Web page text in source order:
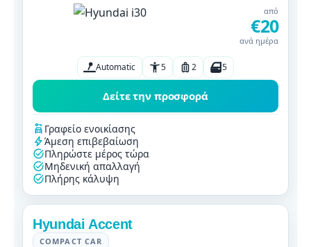
από
€20
ανά ημέρα
Automatic 5 2 5
Δείτε την προσφορά
Γραφείο ενοικίασης
Άμεση επιβεβαίωση
Πληρώστε μέρος τώρα
Μηδενική απαλλαγή
Πλήρης κάλυψη
Hyundai Accent
COMPACT CAR